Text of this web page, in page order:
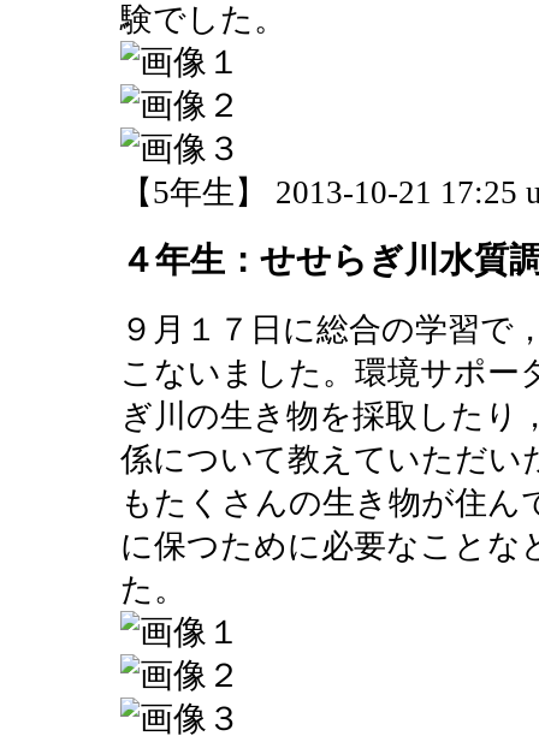
験でした。
【5年生】 2013-10-21 17:25
４年生：せせらぎ川水質
９月１７日に総合の学習で
こないました。環境サポー
ぎ川の生き物を採取したり
係について教えていただい
もたくさんの生き物が住
に保つために必要なことな
た。